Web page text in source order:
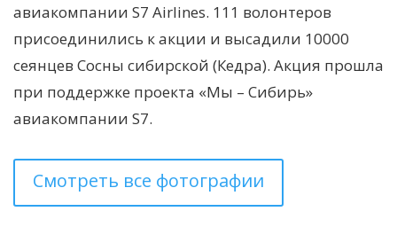
авиакомпании S7 Airlines. 111 волонтеров
присоединились к акции и высадили 10000
сеянцев Сосны сибирской (Кедра). Акция прошла
при поддержке проекта «Мы – Сибирь»
авиакомпании S7.
Смотреть все фотографии